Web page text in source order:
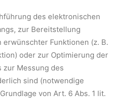
des elektronischen
zur Bereitstellung
erwünschter Funktionen (z. B.
oder zur Optimierung der
zur Messung des
sind (notwendige
von Art. 6 Abs. 1 lit.